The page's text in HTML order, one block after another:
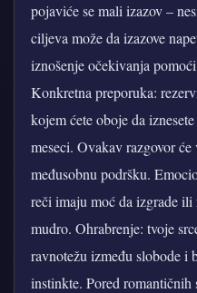
pojaviće se mali izazov –
ciljeva može da izazove
iznošenje očekivanja
Konkretna preporuka:
kojem ćete oboje da
meseci. Ovakav razgovor
međusobnu podršku.
reči imaju moć da izgrade
mudro. Ohrabrenje: tvoje
ravnotežu između slobode i
instinkte. Pored romantičnih